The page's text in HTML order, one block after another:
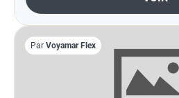
Par Voyamar Flex